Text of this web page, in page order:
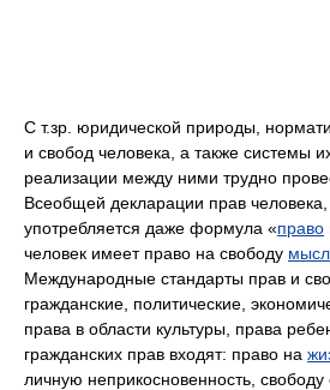
С т.зр. юридической природы,
и свобод человека, а также системы
реализации между ними трудно
Всеобщей декларации прав
употребляется даже формула «право
человек имеет право на свободу
Международные стандарты прав и
гражданские, политические,
права в области культуры, права
гражданских прав входят: право на
личную неприкосновенность, свободу